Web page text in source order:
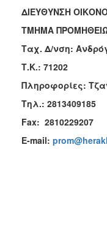
2019
2018
2017
2016
2015
2013
ΔΙΕΥΘΥΝΣΗ
ΤΜΗΜΑ
Ταχ. Δ/
Τ.Κ.: 71202
Πληροφορίες:
Τηλ.: 2813409185
Fax:
E-mail: